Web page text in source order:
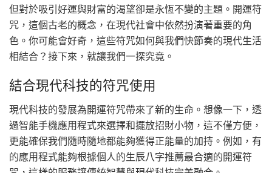
但對於吸引好運與財富的渴望卻是永恆不變的主題。開運符
咒，這個古老的概念，在現代社會中依然扮演著重要的角
色。你可能會好奇，這些符咒如何與我們快節奏的現代生活
相結合？接下來，就讓我們一探究竟。
結合現代科技的符咒使用
現代科技的發展為開運符咒帶來了新的生命。想像一下，透
過智能手機應用程式來選擇和擺放招財小物，這不僅方便，
更能確保我們隨時隨地都能夠獲得正能量的加持。例如，有
的應用程式能夠根據個人的生辰八字推薦最合適的開運符